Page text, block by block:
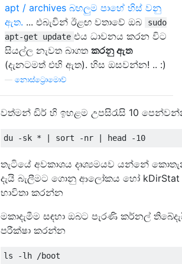
apt / archives බහලුම පාහේ හිස් වනු
ඇත. ... එබැවින් ඊළඟ වතාවේ ඔබ
sudo
apt-get update එය ධාවනය කරන විට
සියල්ල නැවත බාගත කරනු ඇත
(දැනටමත් එහි ඇත). හිස ඔසවන්න! .. :)
නොස්ට්‍රොමොව්
වත්මන් ඩිර් හි ඉහළම උපසිරැසි 10
තැටියේ අවකාශය දෘශ්‍යමයව යන්නේ
දැයි බැලීමට ගොනු ආලෝකය හෝ kDirStat
භාවිතා කරන්න
මකාදැමීම සඳහා ඔබට පැරණි කර්නල්
පරීක්ෂා කරන්න